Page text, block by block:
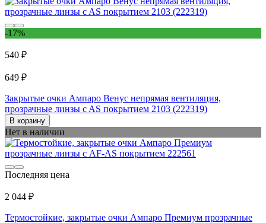
-17%
540 ₽
649 ₽
Закрытые очки Ампаро Венус непрямая вентиляция,
прозрачные линзы c AS покрытием 2103 (222319)
В корзину
Нет в наличии
Последняя цена
2 044 ₽
Термостойкие, закрытые очки Ампаро Премиум прозрачные